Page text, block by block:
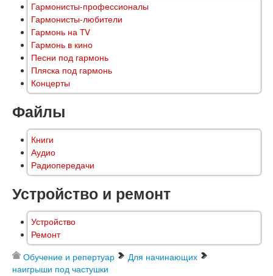
Гармонисты-профессионалы
Гармонисты-любители
Гармонь на TV
Гармонь в кино
Песни под гармонь
Пляска под гармонь
Концерты
Файлы
Книги
Аудио
Радиопередачи
Устройство и ремонт
Устройство
Ремонт
Обучение и репертуар
Для начинающих
наигрыши под частушки